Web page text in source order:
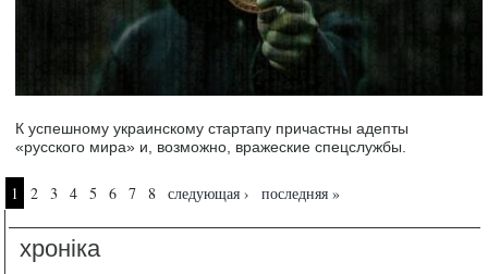
К успешному украинскому стартапу причастны адепты
«русского мира» и, возможно, вражеские спецслужбы.
Страницы
1 2 3 4 5 6 7 8 следующая › последняя »
хроніка